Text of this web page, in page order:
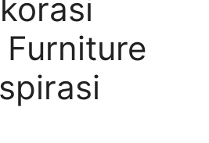
Furniture